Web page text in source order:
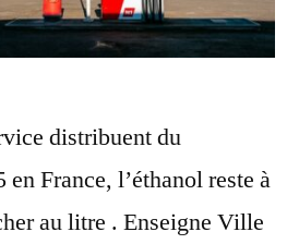
distribuent du
en France, l’éthanol reste à
au litre . Enseigne Ville